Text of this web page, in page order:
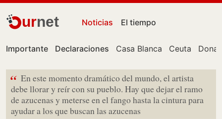
urnet Noticias El tiempo
Importante Declaraciones Casa Blanca Ceuta
“ En este momento dramático del mundo, el artista
debe llorar y reír con su pueblo. Hay que dejar el ramo
de azucenas y meterse en el fango hasta la cintura para
ayudar a los que buscan las azucenas